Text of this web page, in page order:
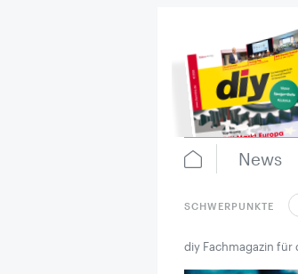
News
SCHWERPUNKTE
diy Fachmagazin für